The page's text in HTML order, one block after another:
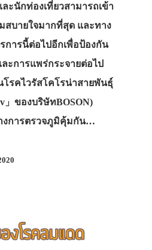
ะนักท่องเที่ยวสามารถเข้า
สบายใจมากที่สุด และทาง
การนี้ต่อไปอีกเพื่อป้องกัน
ะการแพร่กระจายต่อไป
รคไวรัสโคโรน่าสายพันธุ์
」ของบริษัทBOSON)
งการตรวจภูมิคุ้มกัน…